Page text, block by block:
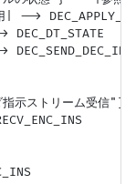
-->
DEC_DT_STATE
示ストリーム受信